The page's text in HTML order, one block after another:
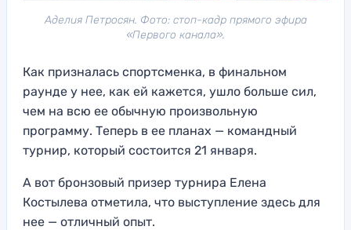
Аделия Петросян. Фото: стоп-кадр прямого эфира
«Первого канала».
Как призналась спортсменка, в финальном
раунде у нее, как ей кажется, ушло больше сил,
чем на всю ее обычную произвольную
программу. Теперь в ее планах — командный
турнир, который состоится 21 января.
А вот бронзовый призер турнира Елена
Костылева отметила, что выступление здесь для
нее — отличный опыт.